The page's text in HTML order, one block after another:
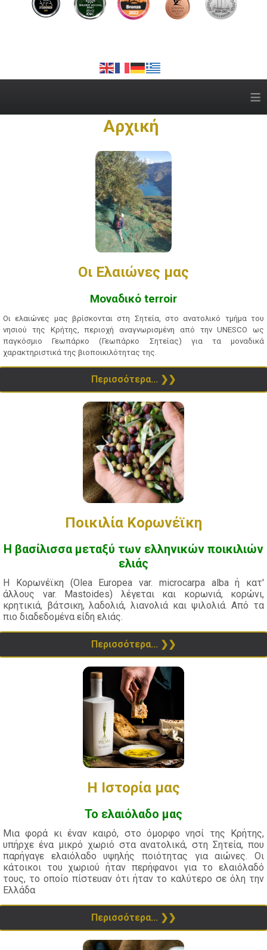
≡
Αρχική
Οι Ελαιώνες μας
Μοναδικό terroir
Οι ελαιώνες μας βρίσκονται στη Σητεία, στο ανατολικό τμήμα του
νησιού της Κρήτης, περιοχή αναγνωρισμένη από την UNESCO ως
παγκόσμιο Γεωπάρκο (Γεωπάρκο Σητείας) για τα μοναδικά
χαρακτηριστικά της βιοποικιλότητας της.
Περισσότερα...
Ποικιλία Κορωνέϊκη
Η βασίλισσα μεταξύ των ελληνικών ποικιλιών
ελιάς
Η Κορωνέϊκη (Olea Europea var. microcarpa alba ή κατ'
άλλους var. Mastoides) λέγεται και κορωνιά, κορώνι,
κρητικιά, βάτσικη, λαδολιά, λιανολιά και ψιλολιά. Aπό τα
πιο διαδεδομένα είδη ελιάς.
Περισσότερα...
Η Ιστορία μας
Το ελαιόλαδο μας
Μια φορά κι έναν καιρό, στο όμορφο νησί της Κρήτης,
υπήρχε ένα μικρό χωριό στα ανατολικά, στη Σητεία, που
παρήγαγε ελαιόλαδο υψηλής ποιότητας για αιώνες. Οι
κάτοικοι του χωριού ήταν περήφανοι για το ελαιόλαδό
τους, το οποίο πίστευαν ότι ήταν το καλύτερο σε όλη την
Ελλάδα
Περισσότερα...